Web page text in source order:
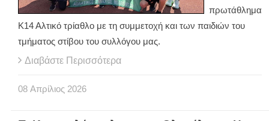
πρωτάθλημα
Κ14 Αλτικό τρίαθλο με τη συμμετοχή και των παιδιών του
τμήματος στίβου του συλλόγου μας.
Διαβάστε Περισσότερα
08 Απρίλιος 2026